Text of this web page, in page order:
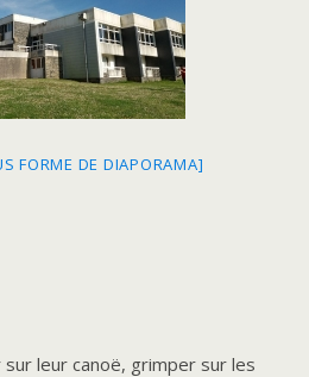
FORME DE DIAPORAMA]
leur canoë, grimper sur les